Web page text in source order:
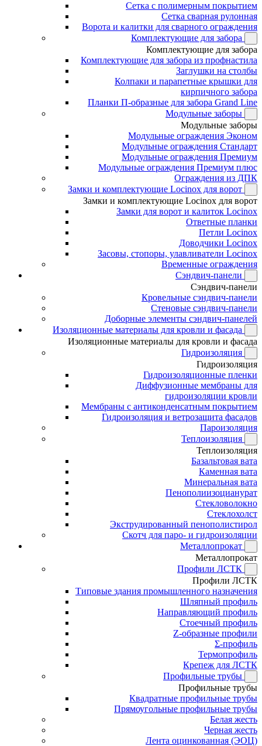
Сетка с полимерным покрытием
Сетка сварная рулонная
Ворота и калитки для сварного ограждения
Комплектующие для забора
Комплектующие для забора
Комплектующие для забора из профнастила
Заглушки на столбы
Колпаки и парапетные крышки для
кирпичного забора
Планки П-образные для забора Grand Line
Модульные заборы
Модульные заборы
Модульные ограждения Эконом
Модульные ограждения Стандарт
Модульные ограждения Премиум
Модульные ограждения Премиум плюс
Ограждения из ДПК
Замки и комплектующие Locinox для ворот
Замки и комплектующие Locinox для ворот
Замки для ворот и калиток Locinox
Ответные планки
Петли Locinox
Доводчики Locinox
Засовы, стопоры, улавливатели Locinox
Временные ограждения
Сэндвич-панели
Сэндвич-панели
Кровельные сэндвич-панели
Стеновые сэндвич-панели
Доборные элементы сэндвич-панелей
Изоляционные материалы для кровли и фасада
Изоляционные материалы для кровли и фасада
Гидроизоляция
Гидроизоляция
Гидроизоляционные пленки
Диффузионные мембраны для
гидроизоляции кровли
Мембраны с антиконденсатным покрытием
Гидроизоляция и ветрозащита фасадов
Пароизоляция
Теплоизоляция
Теплоизоляция
Базальтовая вата
Каменная вата
Минеральная вата
Пенополиизоцианурат
Стекловолокно
Стеклохолст
Экструдированный пенополистирол
Скотч для паро- и гидроизоляции
Металлопрокат
Металлопрокат
Профили ЛСТК
Профили ЛСТК
Типовые здания промышленного назначения
Шляпный профиль
Направляющий профиль
Стоечный профиль
Z-образные профили
Σ-профиль
Термопрофиль
Крепеж для ЛСТК
Профильные трубы
Профильные трубы
Квадратные профильные трубы
Прямоугольные профильные трубы
Белая жесть
Черная жесть
Лента оцинкованная (ЭОЦ)